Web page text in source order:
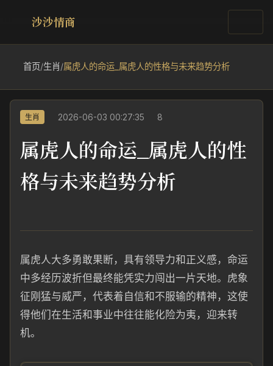
沙沙情商
首页/生肖/属虎人的命运_属虎人的性格与未来趋势分析
生肖 2026-06-03 00:27:35 8
属虎人的命运_属虎人的性
格与未来趋势分析
属虎人大多勇敢果断，具有领导力和正义感，命运
中多经历波折但最终能凭实力闯出一片天地。虎象
征刚猛与威严，代表着自信和不服输的精神，这使
得他们在生活和事业中往往能化险为夷，迎来转
机。